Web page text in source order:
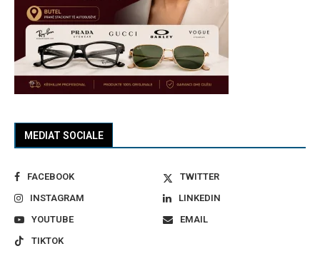
MEDIAT SOCIALE
FACEBOOK
TWITTER
INSTAGRAM
LINKEDIN
YOUTUBE
EMAIL
TIKTOK